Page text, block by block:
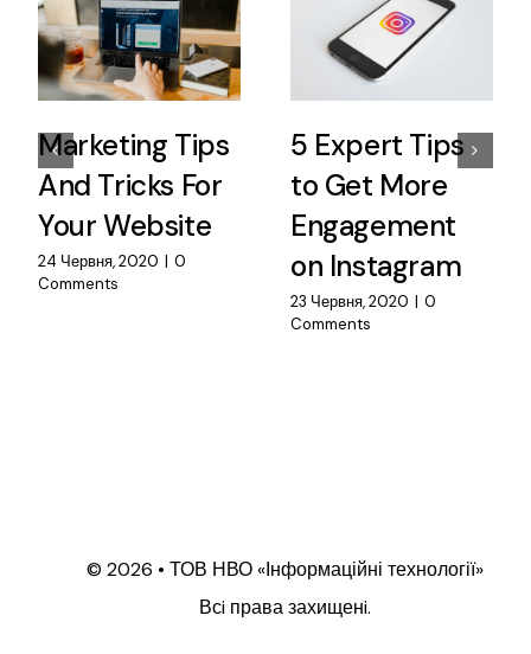
Marketing Tips
And Tricks For
Your Website
24 Червня, 2020 | 0
Comments
5 Expert Tips
to Get More
Engagement
on Instagram
23 Червня, 2020 | 0
Comments
© 2026 • ТОВ НВО «Інформаційні технології»
Всi права захищенi.